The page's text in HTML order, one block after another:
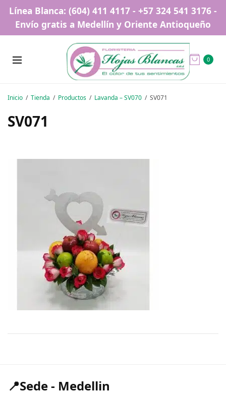
Línea Blanca: (604) 411 4117 - +57 324 541 3176 -
Envío gratis a Medellín y Oriente Antioqueño
0
Inicio Tienda Productos Lavanda – SV070 SV071
SV071
📍Sede - Medellin